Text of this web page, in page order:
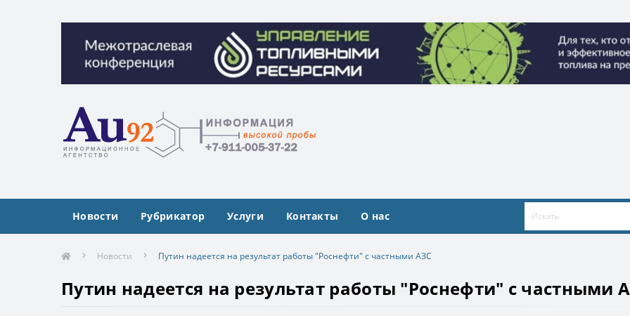
Межотраслевая конференция «Управление топливными ресурсами». Организатор ООО «Квадрат
Межотраслевая конференция «Управление топливными ресурсами». Организатор ООО «Квадрат
Новости Рубрикатор Услуги Контакты О нас
Новости Путин надеется на результат работы "Роснефти" с частными АЗС
Путин надеется на результат работы "Роснефти" с частными